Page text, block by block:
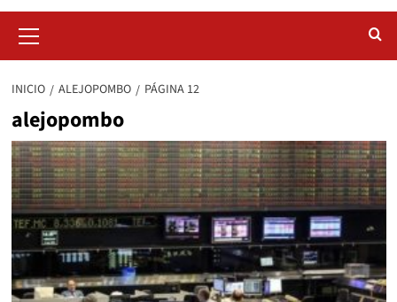
primario
INICIO ALEJOPOMBO PÁGINA 12
alejopombo